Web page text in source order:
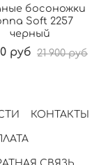
босоножки
Soft 2257
черный
руб 21 900 руб
КОНТАКТЫ